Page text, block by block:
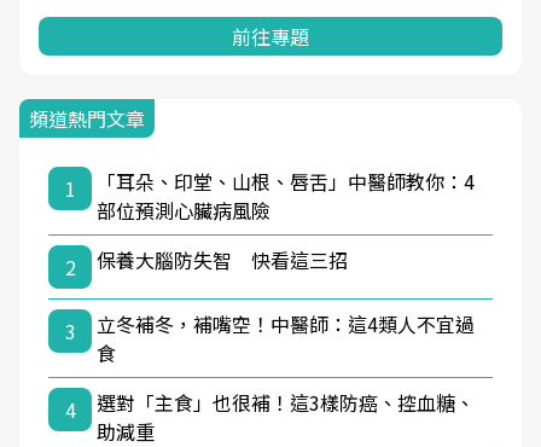
前往專題
頻道熱門文章
1
「耳朵、印堂、山根、唇舌」中醫師教你：4
部位預測心臟病風險
2
保養大腦防失智 快看這三招
3
立冬補冬，補嘴空！中醫師：這4類人不宜過
食
4
選對「主食」也很補！這3樣防癌、控血糖、
助減重